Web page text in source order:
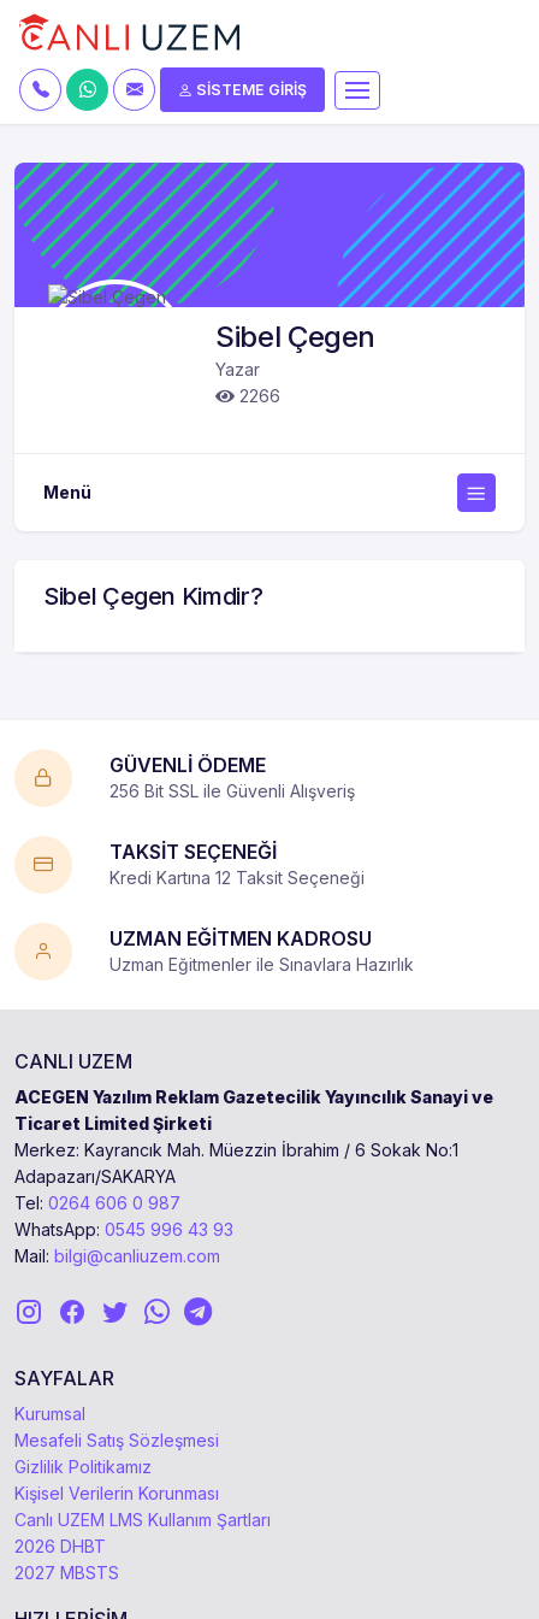
SİSTEME GİRİŞ
Sibel Çegen
Yazar
2266
Menü
Sibel Çegen Kimdir?
GÜVENLİ ÖDEME
256 Bit SSL ile Güvenli Alışveriş
TAKSİT SEÇENEĞİ
Kredi Kartına 12 Taksit Seçeneği
UZMAN EĞİTMEN KADROSU
Uzman Eğitmenler ile Sınavlara Hazırlık
CANLI UZEM
ACEGEN Yazılım Reklam Gazetecilik Yayıncılık Sanayi ve
Ticaret Limited Şirketi
Merkez: Kayrancık Mah. Müezzin İbrahim / 6 Sokak No:1
Adapazarı/SAKARYA
Tel: 0264 606 0 987
WhatsApp: 0545 996 43 93
Mail: bilgi@canliuzem.com
SAYFALAR
Kurumsal
Mesafeli Satış Sözleşmesi
Gizlilik Politikamız
Kişisel Verilerin Korunması
Canlı UZEM LMS Kullanım Şartları
2026 DHBT
2027 MBSTS